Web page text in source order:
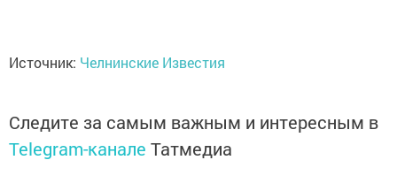
Источник: Челнинские Известия
Следите за самым важным и интересным в
Telegram-канале Татмедиа